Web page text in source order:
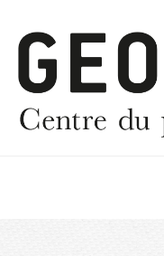
navigation
principale
contenu
principal
barre
latérale